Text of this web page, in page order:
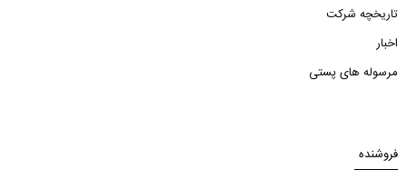
تاریخچه شرکت
اخبار
مرسوله های پستی
فروشنده